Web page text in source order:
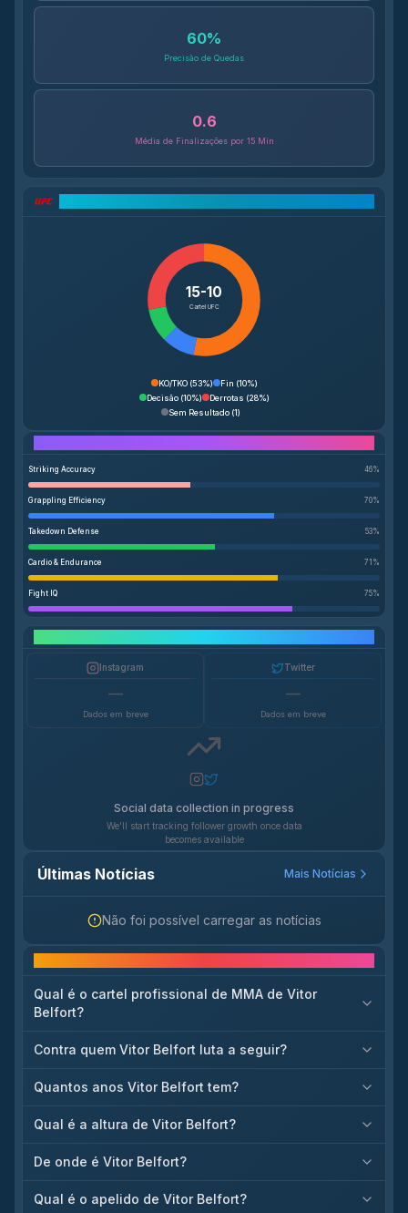
60%
Precisão de Quedas
0.6
Média de Finalizações por 15 Min
15-10
Cartel UFC
KO/TKO(53%) Fin (10%)
Decisão(10%) Derrotas (28%)
Sem Resultado(1)
Striking Accuracy 46%
Grappling Efficiency 70%
Takedown Defense 53%
Cardio & Endurance 71 %
Fight IQ 75%
Instagram
—
Dados em breve
Twitter
—
Dados em breve
Social data collection in progress
We'll start tracking follower growth once data
becomes available
Últimas Notícias Mais Notícias
Não foi possível carregar as notícias
Qual é o cartel profissional de MMA de Vitor
Belfort?
Contra quem Vitor Belfort luta a seguir?
Quantos anos Vitor Belfort tem?
Qual é a altura de Vitor Belfort?
De onde é Vitor Belfort?
Qual é o apelido de Vitor Belfort?